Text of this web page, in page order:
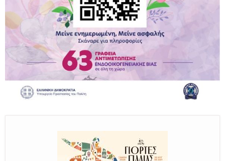
Παραμένουμε Προσεκτικοί
Καλούμε Άμεσα την Πυροσβεστική στο 199 ή στο 112